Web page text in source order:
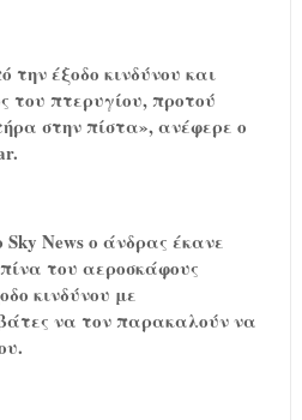
έξοδο κινδύνου και
του πτερυγίου, προτού
στην πίστα», ανέφερε ο
News ο άνδρας έκανε
του αεροσκάφους
κινδύνου με
να τον παρακαλούν να